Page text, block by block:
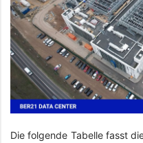
Die folgende Tabelle fasst